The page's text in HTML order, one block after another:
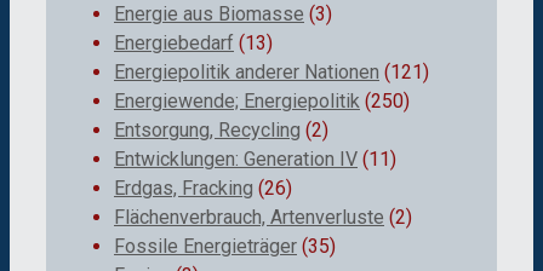
Energie aus Biomasse (3)
Energiebedarf (13)
Energiepolitik anderer Nationen (121)
Energiewende; Energiepolitik (250)
Entsorgung, Recycling (2)
Entwicklungen: Generation IV (11)
Erdgas, Fracking (26)
Flächenverbrauch, Artenverluste (2)
Fossile Energieträger (35)